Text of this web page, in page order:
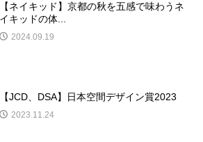
【ネイキッド】京都の秋を五感で味わうネ
イキッドの体...
2024.09.19
【JCD、DSA】日本空間デザイン賞2023
2023.11.24